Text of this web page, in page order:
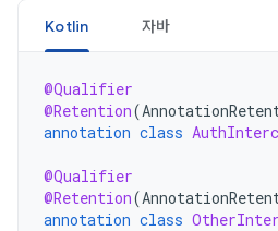
Kotlin 자바
@Qualifier
@Retention(
annotation class
@Qualifier
@Retention(
annotation class